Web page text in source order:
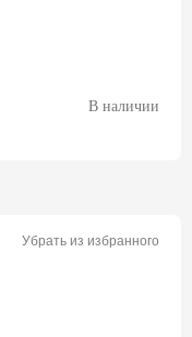
В наличии
Убрать из избранного